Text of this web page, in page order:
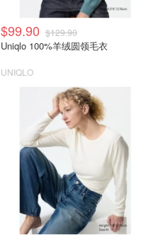
$99.90 $129.90
Uniqlo 100%羊绒圆领毛衣
UNIQLO